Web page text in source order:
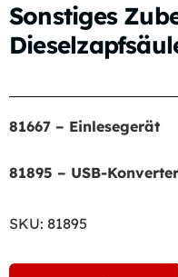
Sonstiges
81667 – Einlesegerät
81895 – USB-
SKU: 81895